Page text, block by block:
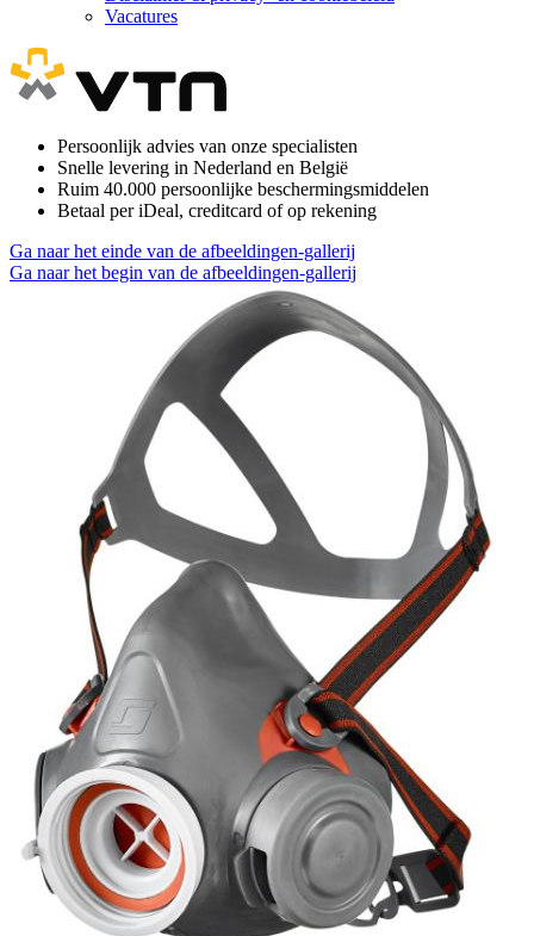
Vacatures
Persoonlijk advies van onze specialisten
Snelle levering in Nederland en België
Ruim 40.000 persoonlijke beschermingsmiddelen
Betaal per iDeal, creditcard of op rekening
Ga naar het einde van de afbeeldingen-gallerij
Ga naar het begin van de afbeeldingen-gallerij